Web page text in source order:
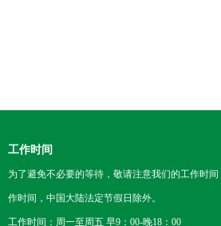
工作时间
为了避免不必要的等待，敬请注意我们的工作时
作时间，中国大陆法定节假日除外。
工作时间：周一至周五 早9：00-晚18：00